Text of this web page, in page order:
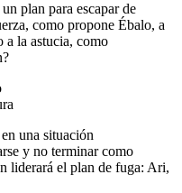
plan para escapar de
como propone Ébalo, a
a la astucia, como
una situación
y no terminar como
liderará el plan de fuga: Ari,